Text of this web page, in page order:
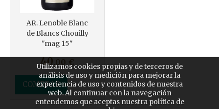
AR. Lenoble Blanc
de Blancs Chouilly
"mag 15"
40 ,00 €
COMPRAR
Utilizamos cookies propias y de terceros de
análisis de uso y medición para mejorar la
experiencia de uso y contenidos de nuestra
web. Al continuar con la navegación
entendemos que aceptas nuestra política de